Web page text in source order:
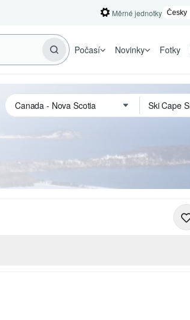
Měrné jednotky
Počasí Novinky Fotky